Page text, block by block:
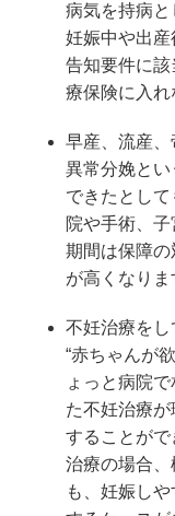
病気を持病と
妊娠中や出産
告知要件に
療保険に入れ
早産、流産、
異常分娩とい
できたとし
院や手術、
期間は保障
が高くなりま
不妊治療をし
“赤ちゃんが
ょっと病院
た不妊治療
することが
治療の場合
も、妊娠し